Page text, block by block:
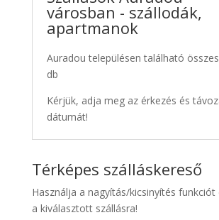
városban - szállodák,
apartmanok
Auradou településen található összes
db
Kérjük, adja meg az érkezés és
dátumát!
Térképes szálláskereső
Használja a nagyítás/kicsinyítés
a kiválasztott szállásra!